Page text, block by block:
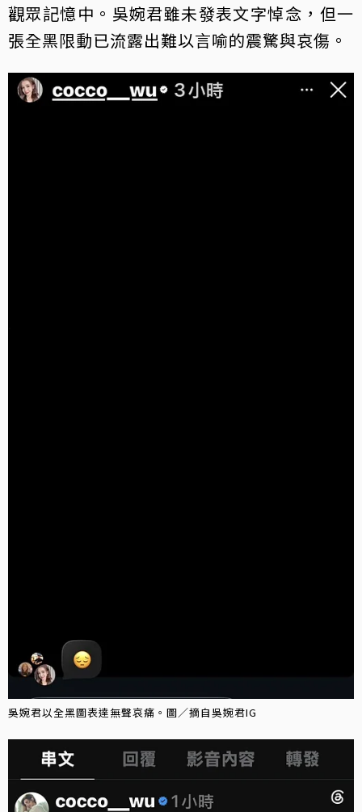
觀眾記憶中。吳婉君雖未發表文字悼念，但一
張全黑限動已流露出難以言喻的震驚與哀傷。
吳婉君以全黑圖表達無聲哀痛。圖／摘自吳婉君IG